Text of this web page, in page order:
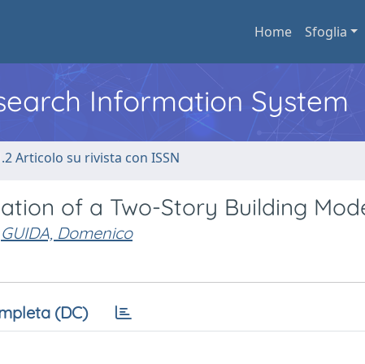
Home Sfoglia
Information System
Articolo su rivista con ISSN
of a Two-Story Building
GUIDA, Domenico
(DC)